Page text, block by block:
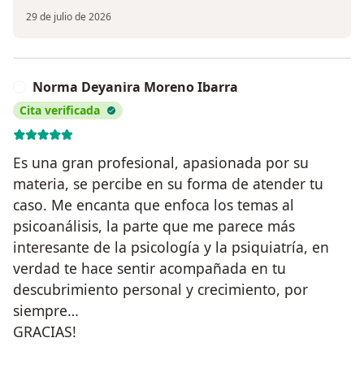
29 de julio de 2026
Norma Deyanira Moreno Ibarra
Cita verificada
Es una gran profesional, apasionada por su
materia, se percibe en su forma de atender tu
caso. Me encanta que enfoca los temas al
psicoanálisis, la parte que me parece más
interesante de la psicología y la psiquiatría, en
verdad te hace sentir acompañada en tu
descubrimiento personal y crecimiento, por
siempre…
GRACIAS!